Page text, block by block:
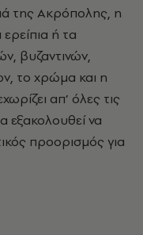
της Ακρόπολης, η
ή τα
βυζαντινών,
το χρώμα και η
απ’ όλες τις
εξακολουθεί να
προορισμός για